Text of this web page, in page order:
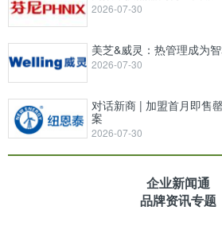
2026-07-30
美芝&威灵：热管理成为
2026-07-30
对话新商 | 加盟首月即售
案
2026-07-30
企业新闻通
品牌资讯专题